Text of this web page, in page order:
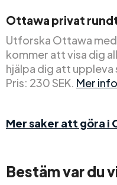
Ottawa privat
Utforska Ottawa
kommer att visa dig
hjälpa dig att uppleva
Pris: 230 SEK. Mer
Mer saker att göra i
Bestäm var du